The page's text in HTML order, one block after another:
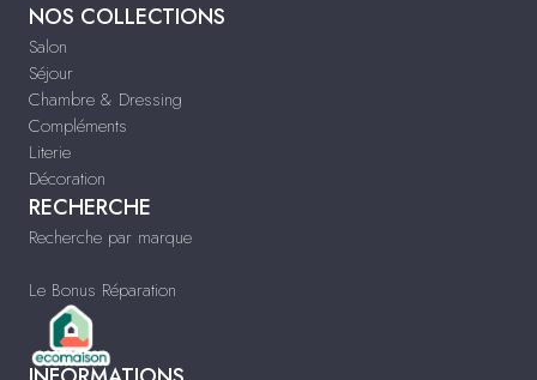
NOS COLLECTIONS
Salon
Séjour
Chambre & Dressing
Compléments
Literie
Décoration
RECHERCHE
Recherche par marque
Le Bonus Réparation